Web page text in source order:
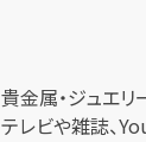
貴金属・ジュエ
テレビや雑誌、